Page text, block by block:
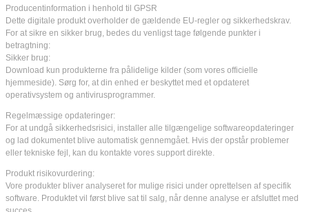
Producentinformation i henhold til GPSR
Dette digitale produkt overholder de gældende EU-regler og sikkerhedskrav.
For at sikre en sikker brug, bedes du venligst tage følgende punkter i
betragtning:
Sikker brug:
Download kun produkterne fra pålidelige kilder (som vores officielle
hjemmeside). Sørg for, at din enhed er beskyttet med et opdateret
operativsystem og antivirusprogrammer.
Regelmæssige opdateringer:
For at undgå sikkerhedsrisici, installer alle tilgængelige softwareopdateringer
og lad dokumentet blive automatisk gennemgået. Hvis der opstår problemer
eller tekniske fejl, kan du kontakte vores support direkte.
Produkt risikovurdering:
Vore produkter bliver analyseret for mulige risici under oprettelsen af specifik
software. Produktet vil først blive sat til salg, når denne analyse er afsluttet med